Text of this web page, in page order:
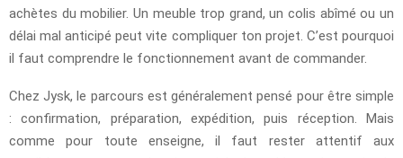
achètes du mobilier. Un meuble trop grand, un colis abîmé ou un
délai mal anticipé peut vite compliquer ton projet. C’est pourquoi
il faut comprendre le fonctionnement avant de commander.
Chez Jysk, le parcours est généralement pensé pour être simple
: confirmation, préparation, expédition, puis réception. Mais
comme pour toute enseigne, il faut rester attentif aux